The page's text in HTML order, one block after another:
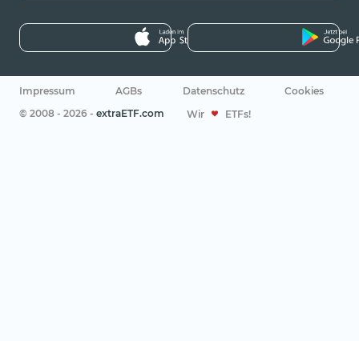
Impressum AGBs Datenschutz
Cookies
© 2008 - 2026 - extraETF.com Wir ETFs!